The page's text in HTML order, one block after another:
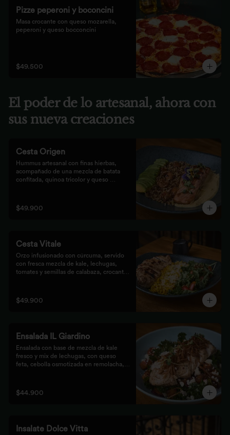
Pizze peperoni y boconcini
Masa crocante con queso mozarella,
peperoni y queso bocconcini
$49.500
El poder de lo artesanal, ahora con
sus nueva creaciones
Cesta Origen
Hummus artesanal con finas hierbas,
acompañado de una mezcla de batata
confitada, quinoa tricolor y queso
$49.900
Cesta Vitale
Orzo infusionado con cúrcuma, servido
con fresca mezcla de kale, lechugas,
tomates y semillas de calabaza, crocante
$49.900
Ensalada IL Giardino
Ensalada con base de mezcla de kale
fresco y mix de lechugas, con queso
feta, cebolla osmotizada en remolacha,
Pollo Romero y finalizada con cipolla
corcante.
$44.900
Insalate Dolce Vitta